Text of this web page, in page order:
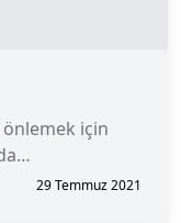
için
29 Temmuz 2021